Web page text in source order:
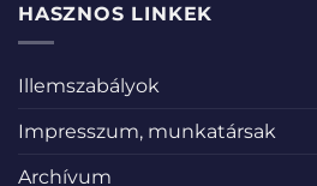
HASZNOS LINKEK
Illemszabályok
Impresszum, munkatársak
Archívum